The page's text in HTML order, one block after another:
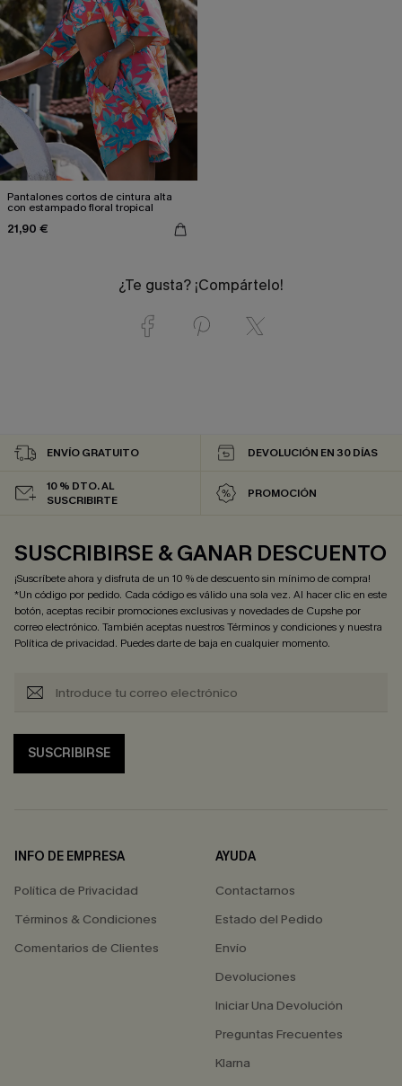
Pantalones cortos de cintura alta
con estampado floral tropical
21,90 €
¿Te gusta? ¡Compártelo!
ENVÍO GRATUITO DEVOLUCIÓN EN 30 DÍAS
10 % DTO. AL
SUSCRIBIRTE
PROMOCIÓN
SUSCRIBIRSE & GANAR DESCUENTO
¡Suscríbete ahora y disfruta de un 10 % de descuento sin mínimo de compra!
*Un código por pedido. Cada código es válido una sola vez. Al hacer clic en este
botón, aceptas recibir promociones exclusivas y novedades de Cupshe por
correo electrónico. También aceptas nuestrosTérminos y condicionesy nuestra
Política de privacidad. Puedes darte de baja en cualquier momento.
SUSCRIBIRSE
INFO DE EMPRESA
Política de Privacidad
Términos & Condiciones
Comentarios de Clientes
AYUDA
Contactarnos
Estado del Pedido
Envío
Devoluciones
Iniciar Una Devolución
Preguntas Frecuentes
Klarna